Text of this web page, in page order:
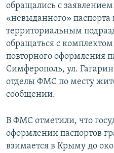
обращались с
«невыданного» паспорта
территориальным
обращаться с
повторного оформления
Симферополь, ул.
отделы ФМС по месту
сообщении.
В ФМС отметили, что
оформлении паспортов
взимается в Крыму до